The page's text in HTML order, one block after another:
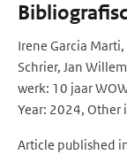
Irene Garcia
Schrier, Jan
werk: 10 jaar
Year: 2024,
Article published